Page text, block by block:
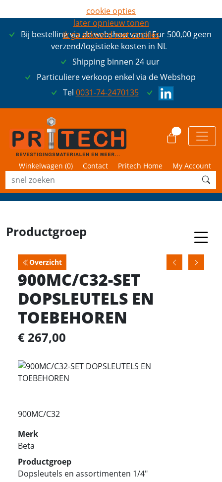
Bij bestelling via de webshop vanaf Eur 500,00 geen
verzend/logistieke kosten in NL
Shipping binnen 24 uur
Particuliere verkoop enkel via de Webshop
Tel 0031-74-2470135
Winkelwagen (0) Contact Pritech Home My Account
Productgroep
Overzicht
900MC/C32-SET
DOPSLEUTELS EN
TOEBEHOREN
€ 267,00
900MC/C32
Merk
Beta
Productgroep
Dopsleutels en assortimenten 1/4"
cookie opties
later opnieuw tonen
ik ga akkoord met cookies